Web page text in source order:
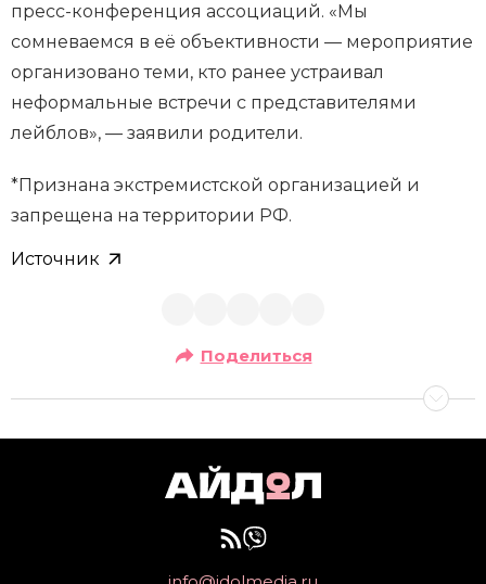
пресс-конференция ассоциаций. «Мы
сомневаемся в её объективности — мероприятие
организовано теми, кто ранее устраивал
неформальные встречи с представителями
лейблов», — заявили родители.
*Признана экстремистской организацией и
запрещена на территории РФ.
Источник
Поделиться